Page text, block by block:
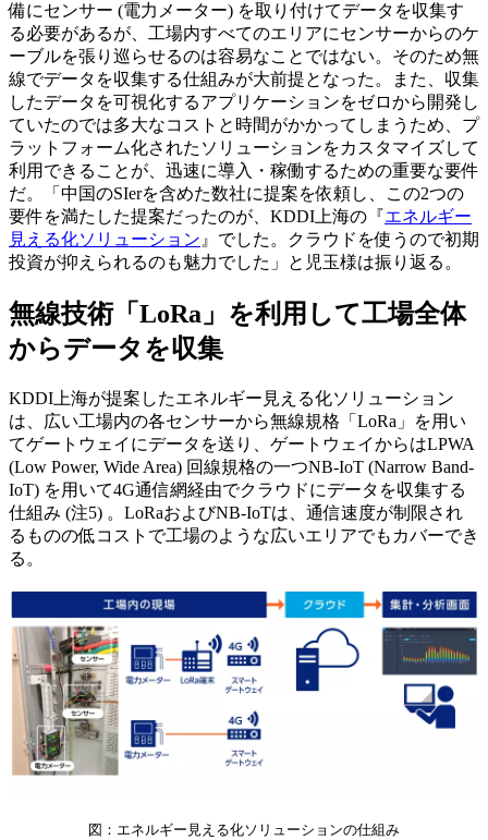
備にセンサー (電力メーター) を取り付けてデータを収集す
る必要があるが、工場内すべてのエリアにセンサーからのケ
ーブルを張り巡らせるのは容易なことではない。そのため無
線でデータを収集する仕組みが大前提となった。また、収集
したデータを可視化するアプリケーションをゼロから開発し
ていたのでは多大なコストと時間がかかってしまうため、プ
ラットフォーム化されたソリューションをカスタマイズして
利用できることが、迅速に導入・稼働するための重要な要件
だ。「中国のSIerを含めた数社に提案を依頼し、この2つの
要件を満たした提案だったのが、KDDI上海の『エネルギー
見える化ソリューション』でした。クラウドを使うので初期
投資が抑えられるのも魅力でした」と児玉様は振り返る。
無線技術「LoRa」を利用して工場全体
からデータを収集
KDDI上海が提案したエネルギー見える化ソリューション
は、広い工場内の各センサーから無線規格「LoRa」を用い
てゲートウェイにデータを送り、ゲートウェイからはLPWA
(Low Power, Wide Area) 回線規格の一つNB-IoT (Narrow Band-
IoT) を用いて4G通信網経由でクラウドにデータを収集する
仕組み (注5) 。LoRaおよびNB-IoTは、通信速度が制限され
るものの低コストで工場のような広いエリアでもカバーでき
る。
図：エネルギー見える化ソリューションの仕組み